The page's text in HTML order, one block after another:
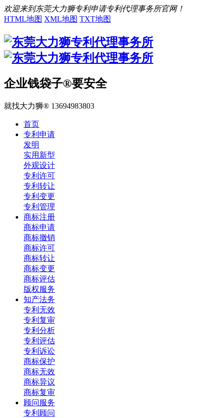
欢迎来到东莞大力狮专利申请专利代理事务所官网！
HTML地图 XML地图 TXT地图
企业钱袋子®要安全
就找大力狮® 13694983803
首页
专利申请
发明
实用新型
外观设计
专利许可
专利转让
专利变更
专利管理
商标注册
商标申请
商标撤销
商标许可
商标转让
商标变更
商标评估
版权服务
知产法务
专利无效
专利复审
专利分析
专利评估
专利诉讼
商标保护
商标无效
商标异议
商标复审
顾问服务
专利顾问